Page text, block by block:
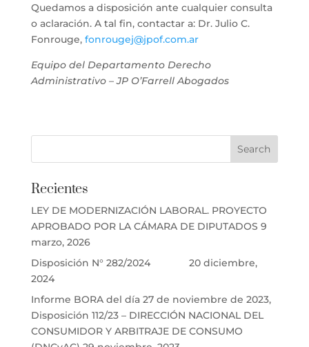
Quedamos a disposición ante cualquier consulta
o aclaración. A tal fin, contactar a: Dr. Julio C.
Fonrouge, fonrougej@jpof.com.ar
Equipo del Departamento Derecho
Administrativo – JP O’Farrell Abogados
Recientes
LEY DE MODERNIZACIÓN LABORAL. PROYECTO
APROBADO POR LA CÁMARA DE DIPUTADOS 9
marzo, 2026
Disposición N° 282/2024
20 diciembre,
2024
Informe BORA del día 27 de noviembre de 2023,
Disposición 112/23 – DIRECCIÓN NACIONAL DEL
CONSUMIDOR Y ARBITRAJE DE CONSUMO